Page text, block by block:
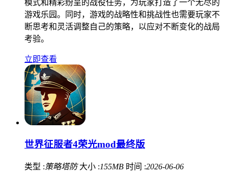
模式和精彩纷呈的战役任务，为玩家打造了一个无尽的
游戏乐园。同时，游戏的战略性和挑战性也需要玩家不
断思考和灵活调整自己的策略，以应对不断变化的战局
考验。
立即查看
世界征服者4荣光mod最终版
类型 : 策略塔防 大小 :155MB 时间 :2026-06-06